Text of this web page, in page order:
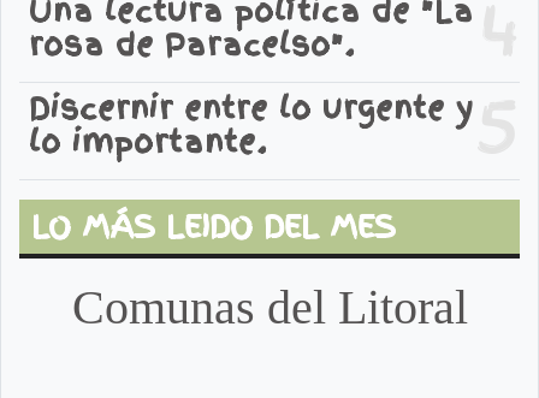
4
Una lectura política de "La
rosa de Paracelso".
5
Discernir entre lo urgente y
lo importante.
LO MÁS LEIDO DEL MES
Comunas del Litoral